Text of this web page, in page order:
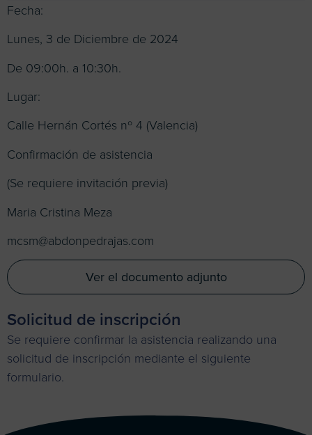
Fecha:
Lunes, 3 de Diciembre de 2024
De 09:00h. a 10:30h.
Lugar:
Calle Hernán Cortés nº 4 (Valencia)
Confirmación de asistencia
(Se requiere invitación previa)
Maria Cristina Meza
mcsm@abdonpedrajas.com
Ver el documento adjunto
Solicitud de inscripción
Se requiere confirmar la asistencia realizando una
solicitud de inscripción mediante el siguiente
formulario.